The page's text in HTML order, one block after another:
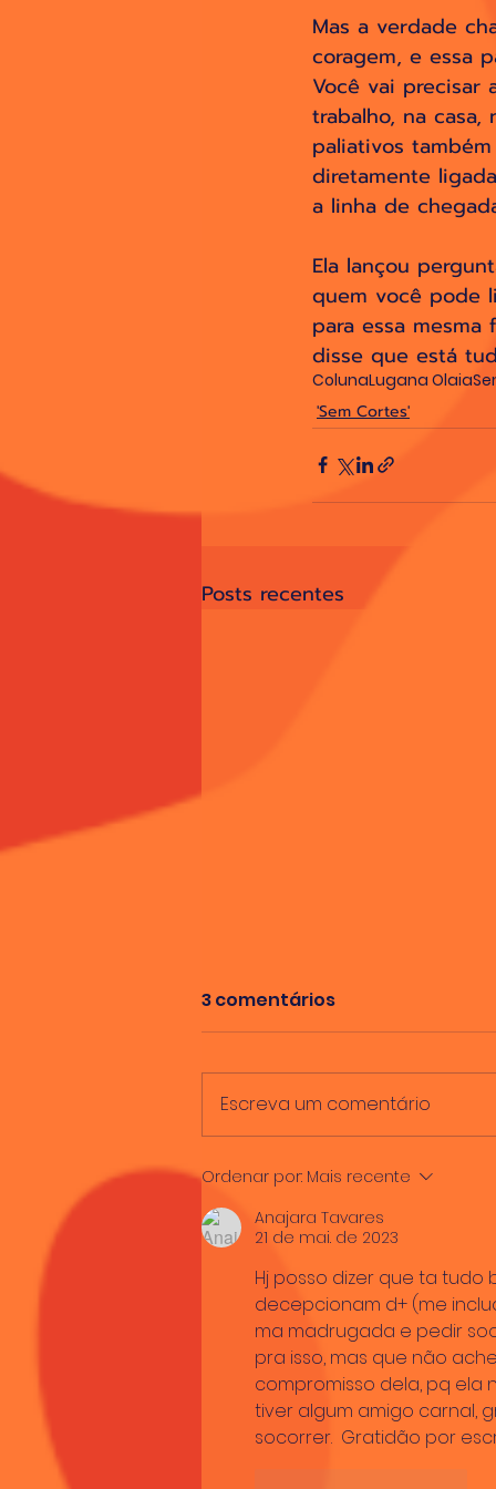
Mas a verdade
coragem, e essa
Você vai precisar
trabalho, na
paliativos
diretamente
a linha de
Ela lançou
quem você pode
para essa
disse que está
ColunaLugana Olaia
'Sem Cortes'
Posts recentes
Segurar o leme na
partida
3 comentários
Escreva um comentário
Ordenar por: Mais recente
Anajara Tavares
21 de mai. de 2023
Hj posso dizer que ta tudo
decepcionam d+ (me
ma madrugada e pedir
pra isso, mas que não
compromisso dela, pq ela
tiver algum amigo carnal,
socorrer.  Gratidão por